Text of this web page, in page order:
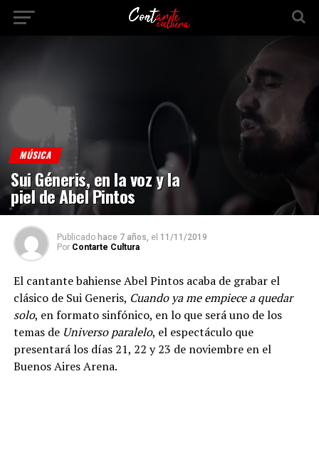
MÚSICA
Sui Géneris, en la voz y la
piel de Abel Pintos
Publicado hace 7 años, el 11/11/2019
Por Contarte Cultura
El cantante bahiense Abel Pintos acaba de grabar el
clásico de Sui Generis, Cuando ya me empiece a quedar
solo, en formato sinfónico, en lo que será uno de los
temas de Universo paralelo, el espectáculo que
presentará los días 21, 22 y 23 de noviembre en el
Buenos Aires Arena.